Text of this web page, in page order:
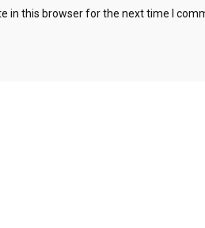
in this browser for the next time I